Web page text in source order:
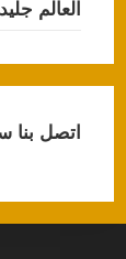
العالم جليدا
اتصل بنا